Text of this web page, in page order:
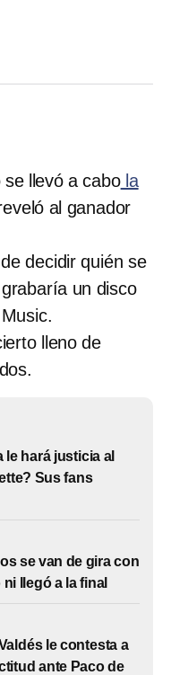
llevó a cabola
al ganador
decidir quién se
un disco
lleno de
le hará justicia al
Sus fans
se van de gira con
llegó a la final
le contesta a
ante Paco de